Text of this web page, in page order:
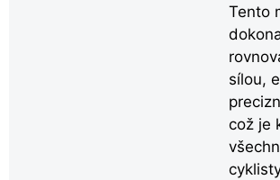
Tento
sílou,
což je